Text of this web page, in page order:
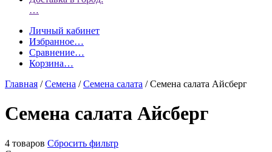
…
Личный кабинет
Избранное…
Сравнение…
Корзина…
Главная /Семена /Семена салата /Семена салата Айсберг
Семена салата Айсберг
4 товаров Сбросить фильтр